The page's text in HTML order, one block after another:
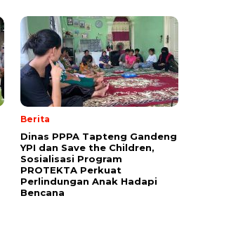
Berita
Dinas PPPA Tapteng Gandeng
YPI dan Save the Children,
Sosialisasi Program
PROTEKTA Perkuat
Perlindungan Anak Hadapi
Bencana